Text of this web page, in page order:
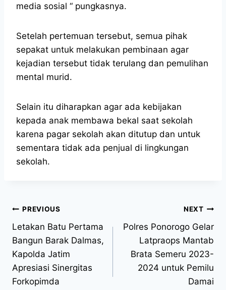
media sosial “ pungkasnya.
Setelah pertemuan tersebut, semua pihak
sepakat untuk melakukan pembinaan agar
kejadian tersebut tidak terulang dan pemulihan
mental murid.
Selain itu diharapkan agar ada kebijakan
kepada anak membawa bekal saat sekolah
karena pagar sekolah akan ditutup dan untuk
sementara tidak ada penjual di lingkungan
sekolah.
PREVIOUS
Letakan Batu Pertama
Bangun Barak Dalmas,
Kapolda Jatim
Apresiasi Sinergitas
Forkopimda
NEXT
Polres Ponorogo Gelar
Latpraops Mantab
Brata Semeru 2023-
2024 untuk Pemilu
Damai